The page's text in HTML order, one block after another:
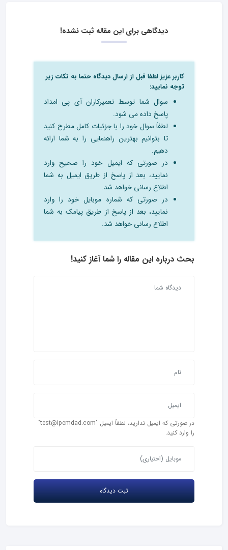
دیدگاهی برای این مقاله ثبت نشده!
کاربر عزیز لطفا قبل از ارسال دیدگاه حتما به نکات زیر
توجه نمایید:
سوال شما توسط تعمیرکاران آی پی امداد
پاسخ داده می شود.
لطفاً سوال خود را با جزئیات کامل مطرح کنید
تا بتوانیم بهترین راهنمایی را به شما ارائه
دهیم.
در صورتی که ایمیل خود را صحیح وارد
نمایید، بعد از پاسخ از طریق ایمیل به شما
اطلاع رسانی خواهد شد.
در صورتی که شماره موبایل خود را وارد
نمایید، بعد از پاسخ از طریق پیامک به شما
اطلاع رسانی خواهد شد.
بحث درباره این مقاله را شما آغاز کنید!
در صورتی که ایمیل ندارید، لطفاً ایمیل "test@ipemdad.com"
را وارد کنید.